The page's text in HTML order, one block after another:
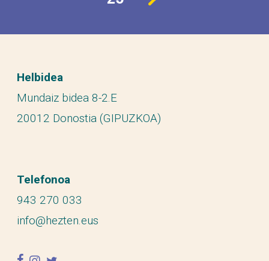
Helbidea
Mundaiz bidea 8-2.E
20012 Donostia (GIPUZKOA)
Telefonoa
943 270 033
info@hezten.eus